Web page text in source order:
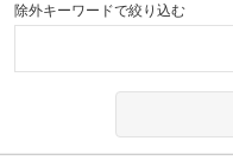
除外キーワードで絞り込む